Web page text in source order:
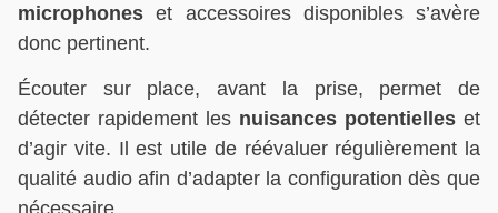
microphones et accessoires disponibles s’avère
donc pertinent.
Écouter sur place, avant la prise, permet de
détecter rapidement les nuisances potentielles et
d’agir vite. Il est utile de réévaluer régulièrement la
qualité audio afin d’adapter la configuration dès que